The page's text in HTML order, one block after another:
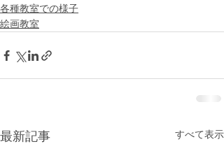
各種教室での様子
絵画教室
最新記事 すべて表示